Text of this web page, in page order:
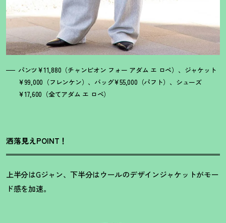
パンツ¥11,880（チャンピオン フォー アダム エ ロペ）、ジャケット
¥99,000（フレンケン）、バッグ¥55,000（パフト）、シューズ
¥17,600（全てアダム エ ロペ）
洒落見えPOINT！
上半分はGジャン、下半分はウールのデザインジャケットがモー
ド感を加速。